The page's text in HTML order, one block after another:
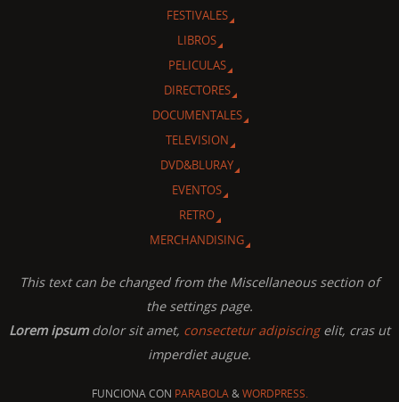
FESTIVALES
LIBROS
PELICULAS
DIRECTORES
DOCUMENTALES
TELEVISION
DVD&BLURAY
EVENTOS
RETRO
MERCHANDISING
This text can be changed from the Miscellaneous section of
the settings page.
Lorem ipsumdolor sit amet, consectetur adipiscingelit, cras ut
imperdiet augue.
FUNCIONA CON PARABOLA&WORDPRESS.